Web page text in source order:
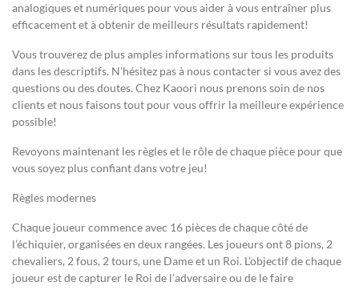
analogiques et numériques pour vous aider à vous entraîner plus
efficacement et à obtenir de meilleurs résultats rapidement!
Vous trouverez de plus amples informations sur tous les produits
dans les descriptifs. N’hésitez pas à nous contacter si vous avez des
questions ou des doutes. Chez Kaoori nous prenons soin de nos
clients et nous faisons tout pour vous offrir la meilleure expérience
possible!
Revoyons maintenant les règles et le rôle de chaque pièce pour que
vous soyez plus confiant dans votre jeu!
Règles modernes
Chaque joueur commence avec 16 pièces de chaque côté de
l’échiquier, organisées en deux rangées. Les joueurs ont 8 pions, 2
chevaliers, 2 fous, 2 tours, une Dame et un Roi. L’objectif de chaque
joueur est de capturer le Roi de l’adversaire ou de le faire